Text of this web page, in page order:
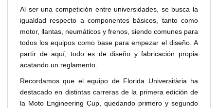
Al ser una competición entre universidades, se busca la
igualdad respecto a componentes básicos, tanto como
motor, llantas, neumáticos y frenos, siendo comunes para
todos los equipos como base para empezar el diseño. A
partir de aquí, todo es de diseño y fabricación propia
acatando un reglamento.
Recordamos que el equipo de Florida Universitària ha
destacado en distintas carreras de la primera edición de
la Moto Engineering Cup, quedando primero y segundo